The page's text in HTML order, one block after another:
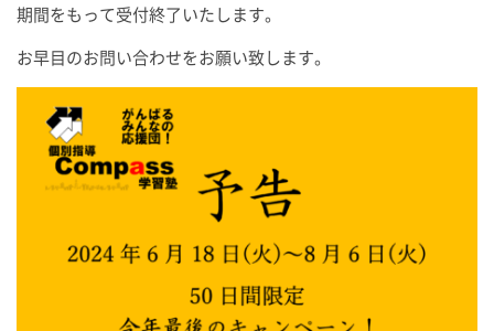
期間をもって受付終了いたします。
お早目のお問い合わせをお願い致します。